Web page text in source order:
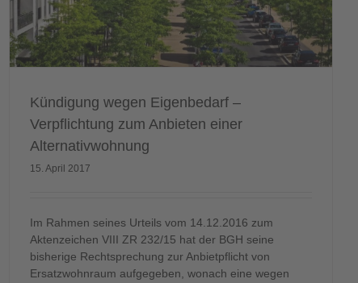
Kündigung wegen Eigenbedarf –
Verpflichtung zum Anbieten einer
Alternativwohnung
15. April 2017
Im Rahmen seines Urteils vom 14.12.2016 zum
Aktenzeichen VIII ZR 232/15 hat der BGH seine
bisherige Rechtsprechung zur Anbietpflicht von
Ersatzwohnraum aufgegeben, wonach eine wegen